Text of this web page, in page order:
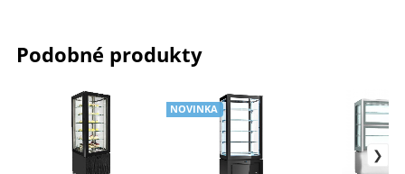
Podobné produkty
NOVINKA